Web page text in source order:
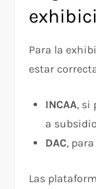
Para la
estar
INCAA, si
a
DAC,
Las